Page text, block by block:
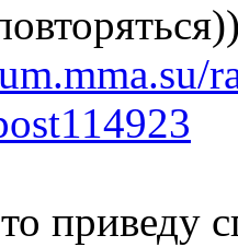
приведу